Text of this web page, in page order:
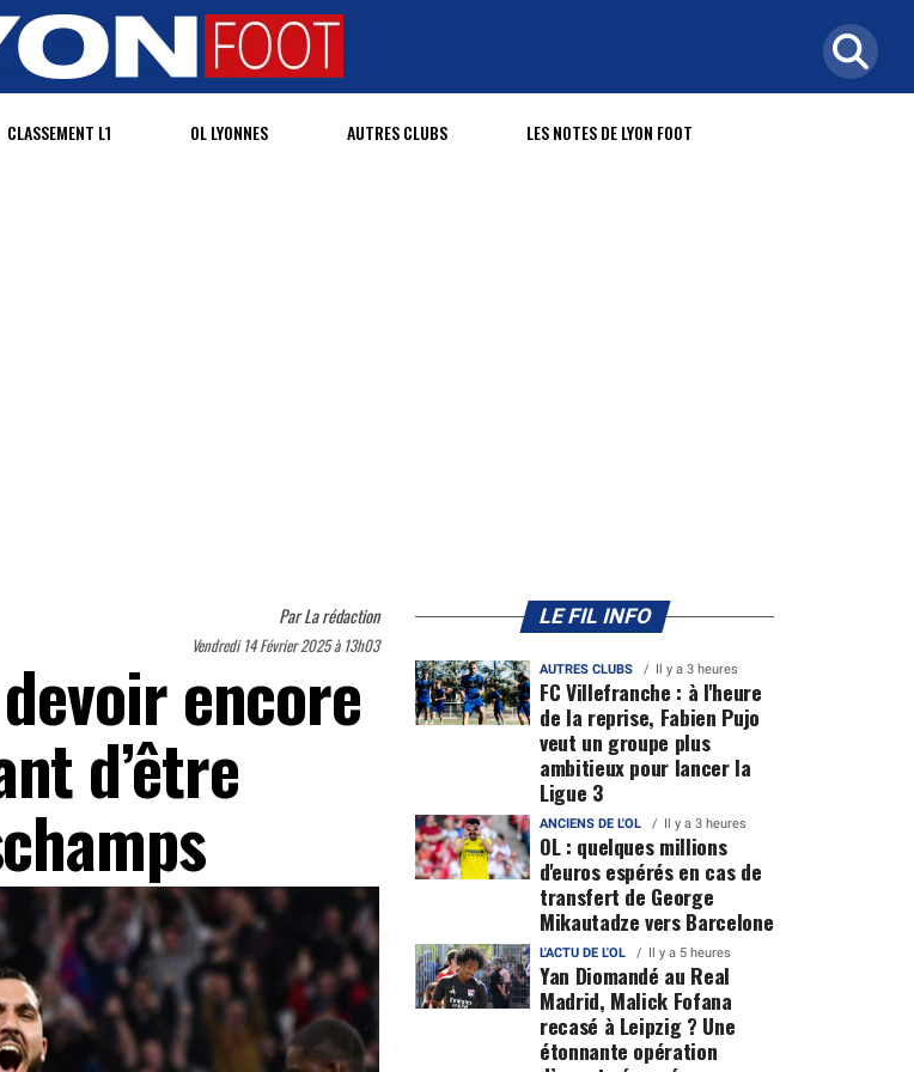
CLASSEMENT L1 OL LYONNES AUTRES CLUBS LES NOTES DE LYON FOOT
ParLa rédaction
Vendredi 14 Février 2025 à 13h03
encore
d’être
LE FIL INFO
AUTRES CLUBS Il y a 3 heures
FC Villefranche : à l'heure
de la reprise, Fabien Pujo
veut un groupe plus
ambitieux pour lancer la
Ligue 3
ANCIENS DE L'OL Il y a 3 heures
OL : quelques millions
d'euros espérés en cas de
transfert de George
Mikautadze vers Barcelone
L'ACTU DE L'OL Il y a 5 heures
Yan Diomandé au Real
Madrid, Malick Fofana
recasé à Leipzig ? Une
étonnante opération